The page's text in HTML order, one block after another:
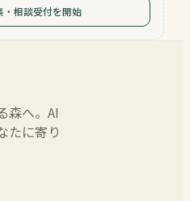
・相談受付を開始
森へ。AI
たに寄り